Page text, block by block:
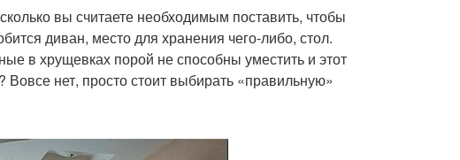
вы считаете необходимым поставить, чтобы
диван, место для хранения чего-либо, стол.
в хрущевках порой не способны уместить и этот
нет, просто стоит выбирать «правильную»